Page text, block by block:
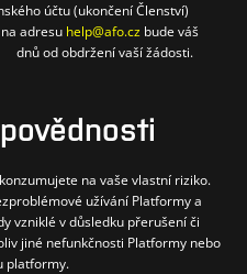
účtu (ukončení Členství)
adresu help@afo.cz bude váš
dnů od obdržení vaší žádosti.
na vaše vlastní riziko.
užívání Platformy a
vzniklé v důsledku přerušení či
jiné nefunkčnosti Platformy nebo
platformy.